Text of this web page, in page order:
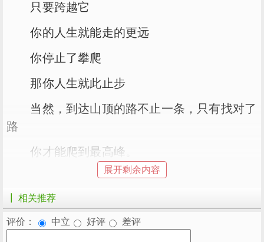
只要跨越它
你的人生就能走的更远
你停止了攀爬
那你人生就此止步
当然，到达山顶的路不止一条，只有找对了
路
你才能爬到最高峰。
每一座山峰都围绕在群山之中
每一棵巨书都生长在层林之中
——团结
展开剩余内容
┃ 相关推荐
评价： 中立 好评 差评